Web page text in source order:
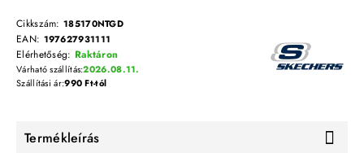
Cikkszám: 185170NTGD
EAN: 197627931111
Elérhetőség: Raktáron
Várható szállítás:2026.08.11.
Szállítási ár:990 Ft-tól
Termékleírás